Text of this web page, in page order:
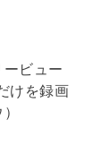
ビュー
けを録画